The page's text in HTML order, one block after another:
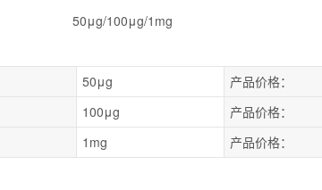
50μg/100μg/1mg
50μg
产品价格：
100μg
产品价格：
1mg 产品价格：